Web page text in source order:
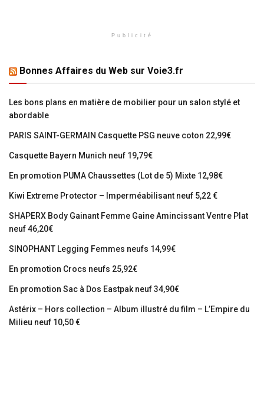
Publicité
Bonnes Affaires du Web sur Voie3.fr
Les bons plans en matière de mobilier pour un salon stylé et
abordable
PARIS SAINT-GERMAIN Casquette PSG neuve coton 22,99€
Casquette Bayern Munich neuf 19,79€
En promotion PUMA Chaussettes (Lot de 5) Mixte 12,98€
Kiwi Extreme Protector – Imperméabilisant neuf 5,22 €
SHAPERX Body Gainant Femme Gaine Amincissant Ventre Plat
neuf 46,20€
SINOPHANT Legging Femmes neufs 14,99€
En promotion Crocs neufs 25,92€
En promotion Sac à Dos Eastpak neuf 34,90€
Astérix – Hors collection – Album illustré du film – L’Empire du
Milieu neuf 10,50 €